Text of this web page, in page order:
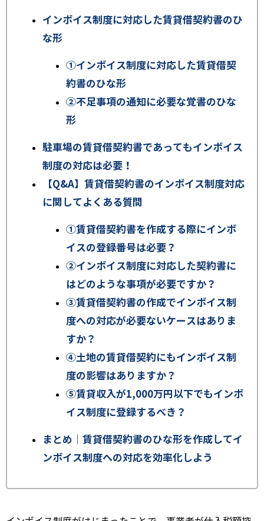
インボイス制度に対応した賃貸借契約書のひ
な形
①インボイス制度に対応した賃貸借契
約書のひな形
②不足事項の通知に必要な覚書のひな
形
駐車場の賃貸借契約書であってもインボイス
制度の対応は必要！
【Q&A】賃貸借契約書のインボイス制度対応
に関してよくある質問
①賃貸借契約書を作成する際にインボ
イスの登録番号は必要？
②インボイス制度に対応した契約書に
はどのような事項が必要ですか？
③賃貸借契約書の作成でインボイス制
度への対応が必要ないケースはありま
すか？
④土地の賃貸借契約にもインボイス制
度の影響はありますか？
⑤賃貸収入が1,000万円以下でもインボ
イス制度に登録するべき？
まとめ｜賃貸借契約書のひな形を作成してイ
ンボイス制度への対応を効率化しよう